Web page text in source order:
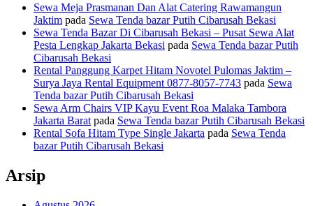
Sewa Meja Prasmanan Dan Alat Catering Rawamangun
Jaktim pada Sewa Tenda bazar Putih Cibarusah Bekasi
Sewa Tenda Bazar Di Cibarusah Bekasi – Pusat Sewa Alat
Pesta Lengkap Jakarta Bekasi pada Sewa Tenda bazar Putih
Cibarusah Bekasi
Rental Panggung Karpet Hitam Novotel Pulomas Jaktim –
Surya Jaya Rental Equipment 0877-8057-7743 pada Sewa
Tenda bazar Putih Cibarusah Bekasi
Sewa Arm Chairs VIP Kayu Event Roa Malaka Tambora
Jakarta Barat pada Sewa Tenda bazar Putih Cibarusah Bekasi
Rental Sofa Hitam Type Single Jakarta pada Sewa Tenda
bazar Putih Cibarusah Bekasi
Arsip